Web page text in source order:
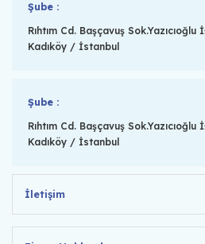
Şube :
Rıhtım Cd. Başçavuş Sok.Yazıcıoğlu
Kadıköy / İstanbul
Şube :
Rıhtım Cd. Başçavuş Sok.Yazıcıoğlu
Kadıköy / İstanbul
İletişim